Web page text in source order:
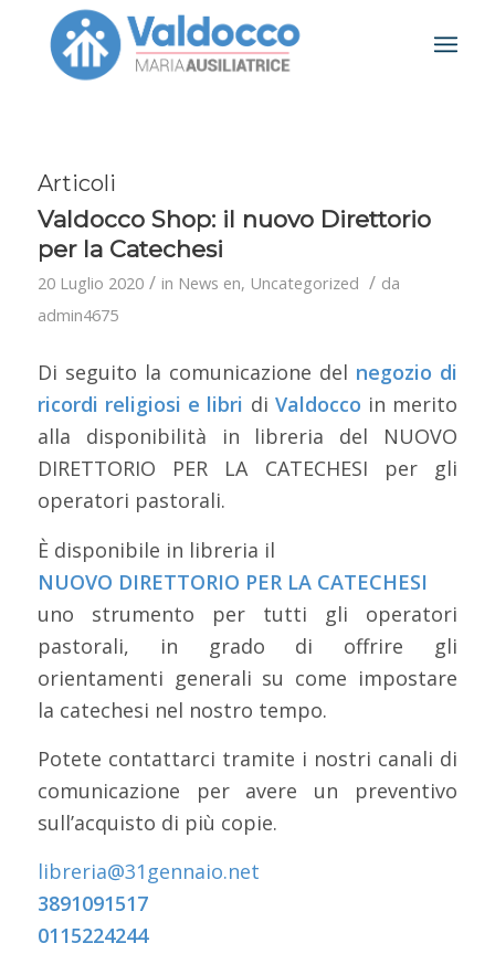
Articoli
Valdocco Shop: il nuovo Direttorio
per la Catechesi
20 Luglio 2020 / in News en, Uncategorized / da
admin4675
Di seguito la comunicazione del negozio di
ricordi religiosi e libri di Valdocco in merito
alla disponibilità in libreria del NUOVO
DIRETTORIO PER LA CATECHESI per gli
operatori pastorali.
È disponibile in libreria il
NUOVO DIRETTORIO PER LA CATECHESI
uno strumento per tutti gli operatori
pastorali, in grado di offrire gli
orientamenti generali su come impostare
la catechesi nel nostro tempo.
Potete contattarci tramite i nostri canali di
comunicazione per avere un preventivo
sull’acquisto di più copie.
libreria@31gennaio.net
3891091517
0115224244